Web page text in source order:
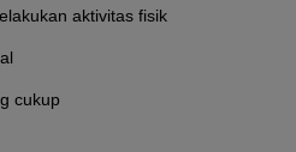
aktivitas fisik
cukup